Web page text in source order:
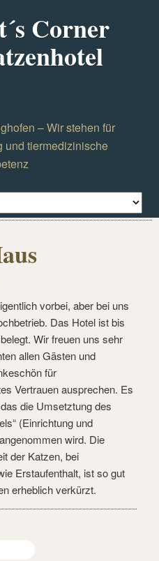
Corner
– Wir stehen für
und tiermedizinische
vorbei, aber bei uns
Das Hotel ist bis
Wir freuen uns sehr
allen Gästen und
für
Vertrauen ausprechen. Es
die Umsetztung des
(Einrichtung und
wird. Die
der Katzen, bei
Erstaufenthalt, ist so gut
erheblich verkürzt.